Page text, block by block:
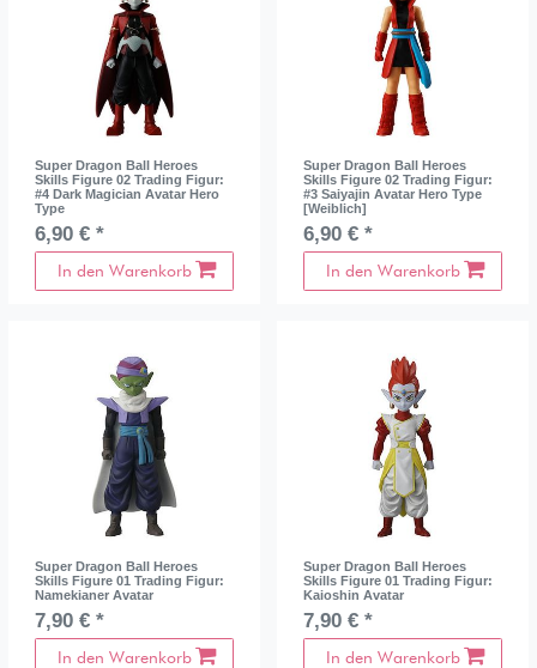
Super Dragon Ball Heroes
Skills Figure 02 Trading Figur:
#4 Dark Magician Avatar Hero
Type
6,90 € *
In den Warenkorb
Super Dragon Ball Heroes
Skills Figure 02 Trading Figur:
#3 Saiyajin Avatar Hero Type
[Weiblich]
6,90 € *
In den Warenkorb
Super Dragon Ball Heroes
Skills Figure 01 Trading Figur:
Namekianer Avatar
7,90 € *
In den Warenkorb
Super Dragon Ball Heroes
Skills Figure 01 Trading Figur:
Kaioshin Avatar
7,90 € *
In den Warenkorb